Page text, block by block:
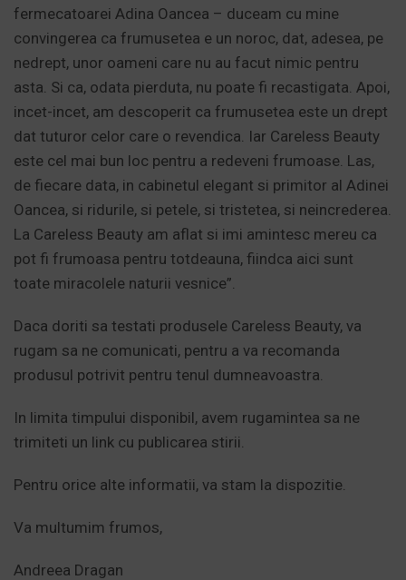
fermecatoarei Adina Oancea – duceam cu mine
convingerea ca frumusetea e un noroc, dat, adesea, pe
nedrept, unor oameni care nu au facut nimic pentru
asta. Si ca, odata pierduta, nu poate fi recastigata. Apoi,
incet-incet, am descoperit ca frumusetea este un drept
dat tuturor celor care o revendica. Iar Careless Beauty
este cel mai bun loc pentru a redeveni frumoase. Las,
de fiecare data, in cabinetul elegant si primitor al Adinei
Oancea, si ridurile, si petele, si tristetea, si neincrederea.
La Careless Beauty am aflat si imi amintesc mereu ca
pot fi frumoasa pentru totdeauna, fiindca aici sunt
toate miracolele naturii vesnice”.
Daca doriti sa testati produsele Careless Beauty, va
rugam sa ne comunicati, pentru a va recomanda
produsul potrivit pentru tenul dumneavoastra.
In limita timpului disponibil, avem rugamintea sa ne
trimiteti un link cu publicarea stirii.
Pentru orice alte informatii, va stam la dispozitie.
Va multumim frumos,
Andreea Dragan